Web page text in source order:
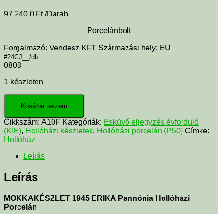
97 240,0 Ft /Darab
Porcelánbolt
Forgalmazó: Vendesz KFT Származási hely: EU
#24GJ__/db
0808
1 készleten
Kosárba teszem
Cikkszám: A10F Kategóriák: Esküvő eljegyzés évforduló
(KIE), Hollóházi készletek, Hollóházi porcelán (P50) Címke:
Hollóházi
Leírás
Leírás
MOKKAKÉSZLET 1945 ERIKA Pannónia Hollóházi
Porcelán